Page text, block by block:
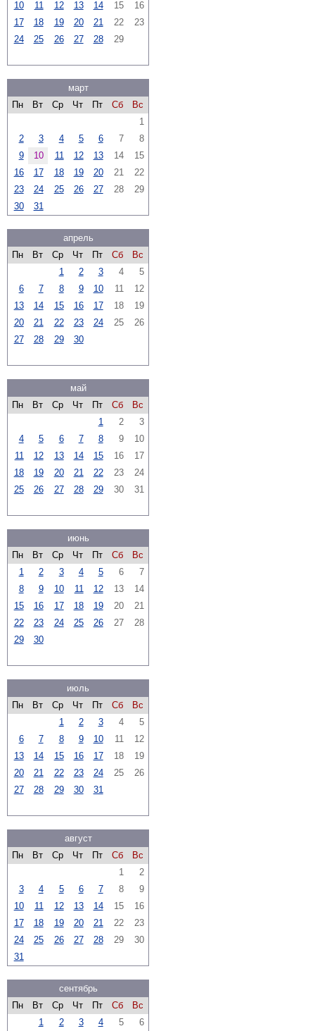
10 11 12 13 14 15
16
17
18 19 20 21 22
23
24
25 26 27 28 29
март
Пн
Вт Ср Чт Пт Сб
Вс
1
2
3 4 5 6 7
8
9
10 11 12 13 14
15
16
17 18 19 20 21
22
23
24 25 26 27 28
29
30
31
апрель
Пн
Вт Ср Чт Пт Сб
Вс
1
2 3 4
5
6
7 8 9 10 11
12
13
14 15 16 17 18
19
20
21 22 23 24 25
26
27
28 29 30
май
Пн
Вт Ср Чт Пт Сб
Вс
1
2
3
4
5 6 7 8 9
10
11
12 13 14 15 16
17
18
19 20 21 22 23
24
25
26 27 28 29 30 31
июнь
Пн
Вт Ср Чт Пт Сб
Вс
1
2 3 4 5 6
7
8
9 10 11 12 13
14
15
16 17 18 19 20
21
22
23 24 25 26 27
28
29
30
июль
Пн
Вт Ср Чт Пт Сб
Вс
1
2 3 4
5
6
7 8 9 10 11
12
13
14 15 16 17 18
19
20
21 22 23 24 25
26
27
28 29 30 31
август
Пн
Вт Ср Чт Пт Сб
Вс
1
2
3
4 5 6 7 8
9
10
11 12 13 14 15
16
17
18 19 20 21 22
23
24
25 26 27 28 29
30
31
сентябрь
Пн
Вт Ср Чт Пт Сб
Вс
1
2 3 4 5
6